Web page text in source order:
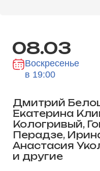
08.03
Воскресенье
в 19:00
Дмитрий
Екатерина
Кологривый,
Перадзе,
Анастасия
и другие